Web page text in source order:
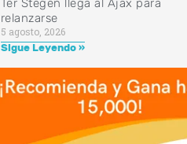
Ter Stegen llega al Ajax para
relanzarse
5 agosto, 2026
Sigue Leyendo »